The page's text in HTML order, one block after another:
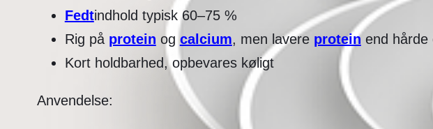
Fedtindhold typisk 60–75 %
Rig på protein og calcium, men lavere proteinend hårde
Kort holdbarhed, opbevares køligt
Anvendelse: